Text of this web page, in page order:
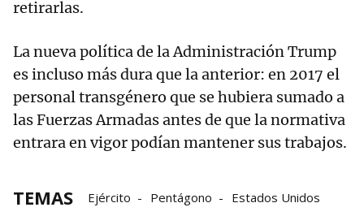
retirarlas.
La nueva política de la Administración Trump
es incluso más dura que la anterior: en 2017 el
personal transgénero que se hubiera sumado a
las Fuerzas Armadas antes de que la normativa
entrara en vigor podían mantener sus trabajos.
TEMAS Ejército Pentágono Estados Unidos